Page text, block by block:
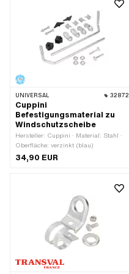
UNIVERSAL 32872
Cuppini
Befestigungsmaterial zu
Windschutzscheibe
Hersteller: Cuppini · Material: Stahl ·
Oberfläche: verzinkt (blau)
34,90 EUR